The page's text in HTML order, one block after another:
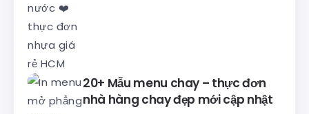
20+ Mẫu menu chay – thực đơn
nhà hàng chay đẹp mới cập nhật